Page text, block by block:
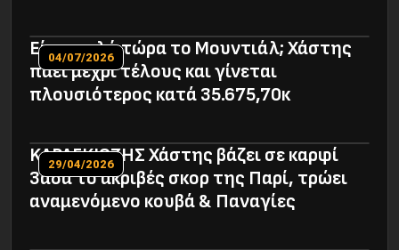
Είναι καλό τώρα το Μουντιάλ; Χάστης
πάει μέχρι τέλους και γίνεται
πλουσιότερος κατά 35.675,70κ
04/07/2026
KAΡΑΓΚΙΟΖΗΣ Χάστης βάζει σε καρφί
3άδα το ακριβές σκορ της Παρί, τρώει
αναμενόμενο κουβά & Παναγίες
29/04/2026